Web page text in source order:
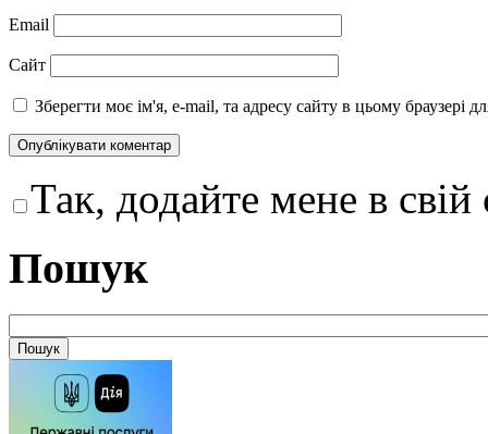
Email
Сайт
Зберегти моє ім'я, e-mail, та адресу сайту в цьому браузері
Так, додайте мене в
Пошук